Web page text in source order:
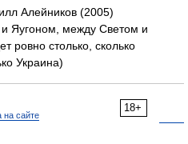
Алейников (2005)
Яугоном, между Светом и
ровно столько, сколько
Украина)
18+
на сайте